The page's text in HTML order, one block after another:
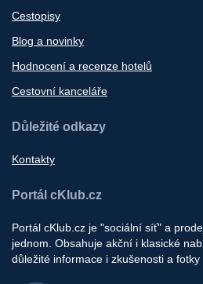
Cestopisy
Blog a novinky
Hodnocení a recenze hotelů
Cestovní kanceláře
Důležité odkazy
Kontakty
Portál cKlub.cz
Portál cKlub.cz je "sociální síť" a
jednom. Obsahuje akční i klasické
důležité informace i zkušenosti a